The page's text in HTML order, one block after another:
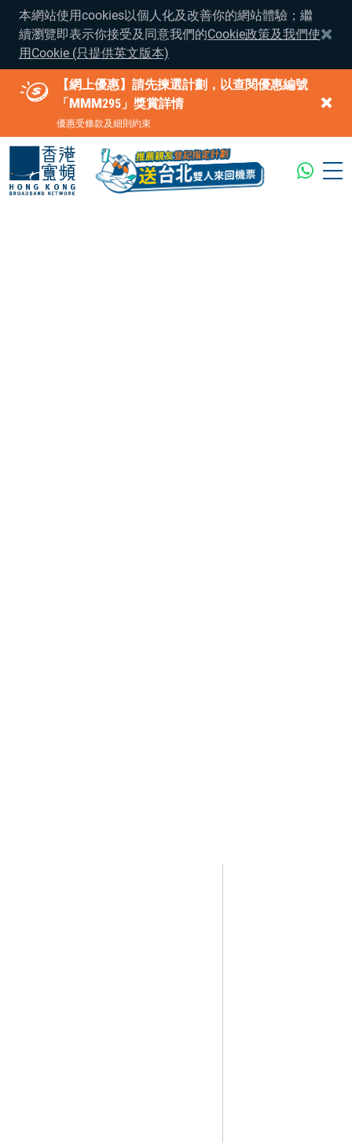
本網站使用cookies以個人化及改善你的網站體驗；繼
續瀏覽即表示你接受及同意我們的Cookie政策及我們使
用Cookie (只提供英文版本)
【網上優惠】請先揀選計劃，以查閱優惠編號
「MMM295」獎賞詳情
優惠受條款及細則約束